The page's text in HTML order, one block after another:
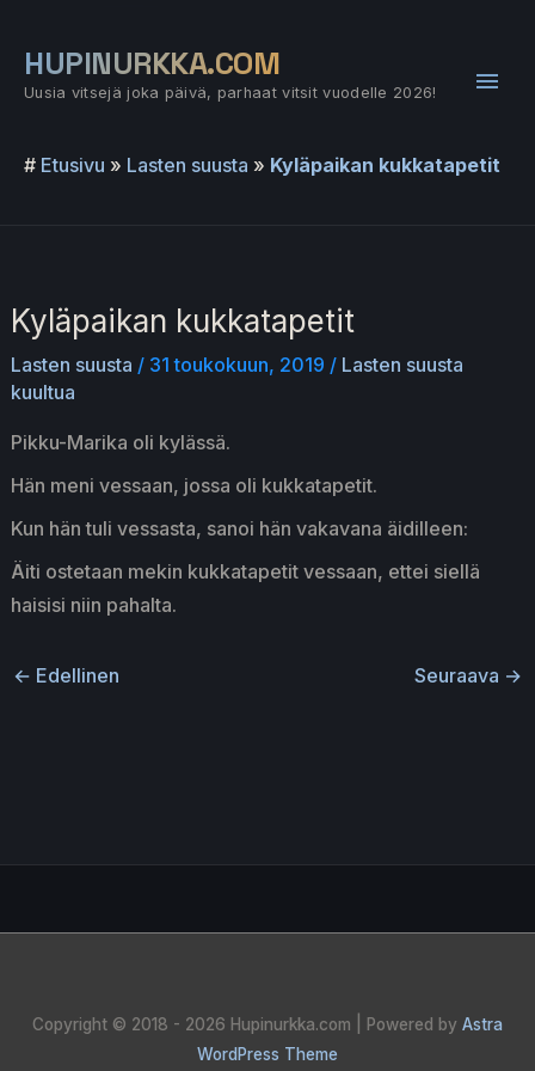
sisältöön
HUPINURKKA.COM
Uusia vitsejä joka päivä, parhaat vitsit vuodelle 2026!
# Etusivu » Lasten suusta » Kyläpaikan kukkatapetit
Kyläpaikan kukkatapetit
Lasten suusta / 31 toukokuun, 2019 / Lasten suusta
kuultua
Pikku-Marika oli kylässä.
Hän meni vessaan, jossa oli kukkatapetit.
Kun hän tuli vessasta, sanoi hän vakavana äidilleen:
Äiti ostetaan mekin kukkatapetit vessaan, ettei siellä
haisisi niin pahalta.
← Edellinen Seuraava →
Copyright © 2018 - 2026 Hupinurkka.com | Powered by Astra
WordPress Theme